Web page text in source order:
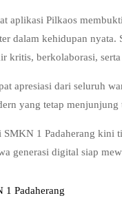
aplikasi Pilkaos
dalam kehidupan
kritis, berkolaborasi,
apresiasi dari seluruh
yang tetap
1 Padaherang
generasi digital siap
1 Padaherang